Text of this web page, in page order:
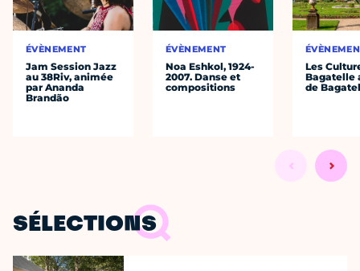
ÉVÈNEMENT
Jam Session Jazz
au 38Riv, animée
par Ananda
Brandão
ÉVÈNEMENT
Noa Eshkol, 1924-
2007. Danse et
compositions
Les
Bagatelle
de
SÉLECTIONS